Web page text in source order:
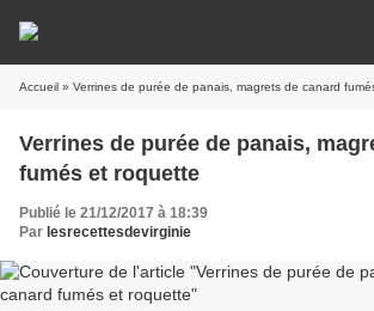
Accueil » Verrines de purée de panais, magrets de canard
Verrines de purée de panais,
fumés et roquette
Publié le 21/12/2017 à 18:39
Par lesrecettesdevirginie